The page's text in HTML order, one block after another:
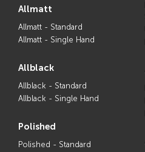
allmatt
Allmatt - Standard
Allmatt - Single Hand
allblack
Allblack - Standard
Allblack - Single Hand
polished
Polished - Standard